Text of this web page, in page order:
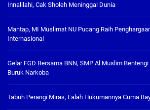
Innalilahi, Cak Sholeh Meninggal Dunia
Mantap, MI Muslimat NU Pucang Raih
Internasional
Gelar FGD Bersama BNN, SMP Al Muslim
Buruk Narkoba
Tabuh Perangi Miras, Ealah Hukumannya Cuma